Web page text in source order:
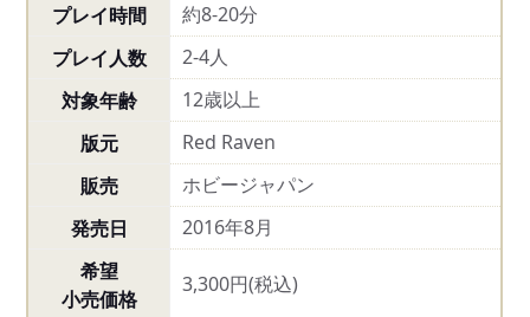
プレイ時間
約8-20分
プレイ人数
2-4人
対象年齢
12歳以上
版元
Red Raven
販売
ホビージャパン
発売日
2016年8月
希望
小売価格
3,300円(税込)